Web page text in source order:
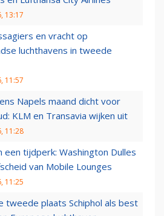
13:17
en vracht op
luchthavens in tweede
11:57
Napels maand dicht voor
KLM en Transavia wijken uit
11:28
een tijdperk: Washington Dulles
van Mobile Lounges
11:25
tweede plaats Schiphol als best